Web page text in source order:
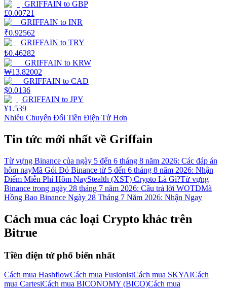
GRIFFAIN to GBP
£0.00721
GRIFFAIN to INR
₹0.92562
GRIFFAIN to TRY
₺0.46282
GRIFFAIN to KRW
₩13.82002
GRIFFAIN to CAD
$0.0136
GRIFFAIN to JPY
¥1.539
Nhiều Chuyển Đổi Tiền Điện Tử Hơn
Tin tức mới nhất về Griffain
Từ vựng Binance của ngày 5 đến 6 tháng 8 năm 2026: Các đáp án
hôm nayMã Gói Đỏ Binance từ 5 đến 6 tháng 8 năm 2026: Nhận
Điểm Miễn Phí Hôm NayStealth (XST) Crypto Là Gì?Từ vựng
Binance trong ngày 28 tháng 7 năm 2026: Câu trả lời WOTDMã
Hồng Bao Binance Ngày 28 Tháng 7 Năm 2026: Nhận Ngay
Cách mua các loại Crypto khác trên
Bitrue
Tiền điện tử phổ biến nhất
Cách mua HashflowCách mua FusionistCách mua SKYAICách
mua CartesiCách mua BICONOMY (BICO)Cách mua